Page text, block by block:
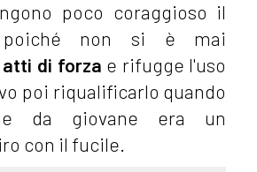
poco coraggioso il
non si è mai
atti di forza e rifugge l'uso
poi riqualificarlo quando
da giovane era un
con il fucile.